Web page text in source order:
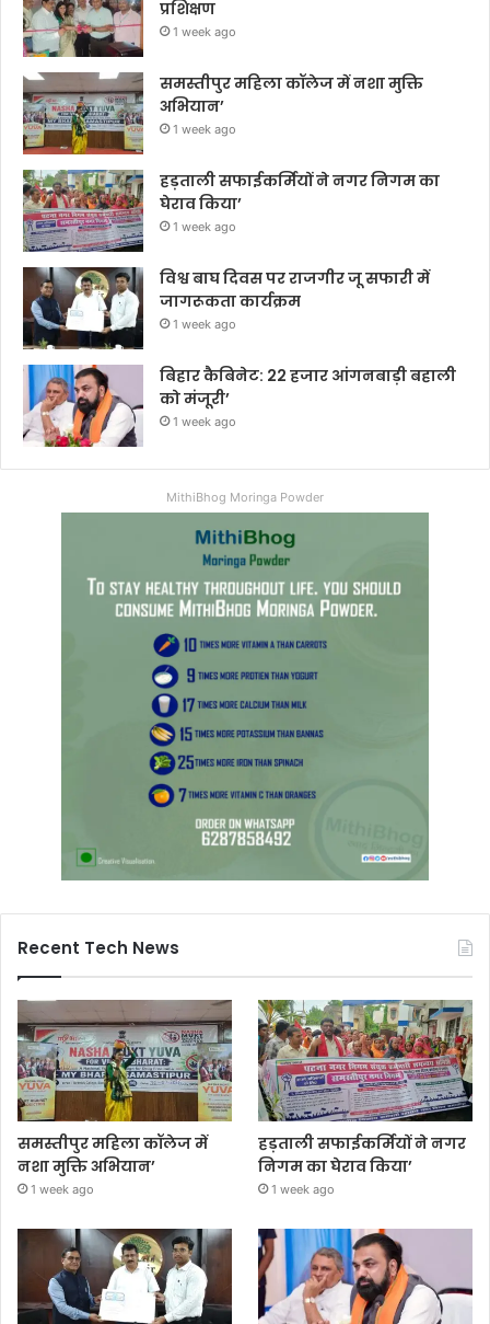
प्रशिक्षण
1 week ago
समस्तीपुर महिला कॉलेज में नशा मुक्ति
अभियान’
1 week ago
हड़ताली सफाईकर्मियों ने नगर निगम का
घेराव किया’
1 week ago
विश्व बाघ दिवस पर राजगीर जू सफारी में
जागरूकता कार्यक्रम
1 week ago
बिहार कैबिनेट: 22 हजार आंगनबाड़ी बहाली
को मंजूरी’
1 week ago
MithiBhog Moringa Powder
Recent Tech News
समस्तीपुर महिला कॉलेज में
नशा मुक्ति अभियान’
1 week ago
हड़ताली सफाईकर्मियों ने नगर
निगम का घेराव किया’
1 week ago